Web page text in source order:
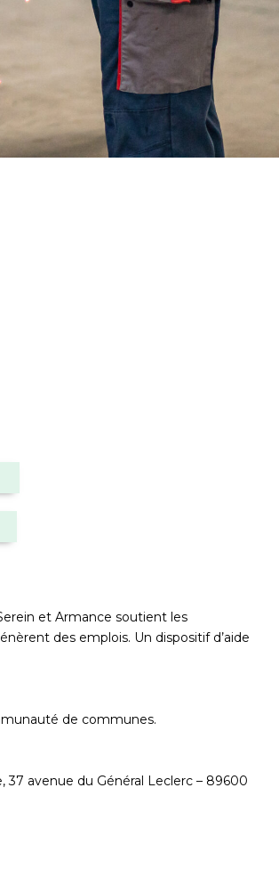
et Armance soutient les
des emplois. Un dispositif d’aide
de communes.
avenue du Général Leclerc – 89600